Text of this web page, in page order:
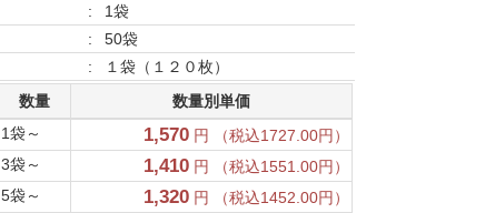
:
1袋
:
50袋
:
１袋（１２０枚）
数量
数量別単価
1袋～
1,570円 （税込1727.00円）
3袋～
1,410円 （税込1551.00円）
5袋～
1,320円 （税込1452.00円）